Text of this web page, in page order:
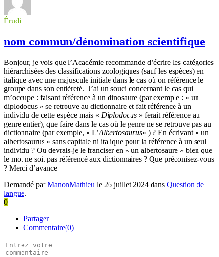
Érudit
nom commun/dénomination scientifique
Bonjour, je vois que l’Académie recommande d’écrire les catégories
hiérarchisées des classifications zoologiques (sauf les espèces) en
italique avec une majuscule initiale dans le cas où on référence le
groupe dans son entièreté. J’ai un souci concernant le cas qui
m’occupe : faisant référence à un dinosaure (par exemple : « un
diplodocus » se retrouve au dictionnaire et fait référence à un
individu de cette espèce mais « Diplodocus » ferait référence au
genre entier), que faire dans le cas où le genre ne se retrouve pas au
dictionnaire (par exemple, « L’Albertosaurus« ) ? En écrivant « un
albertosaurus » sans capitale ni italique pour la référence à un seul
individu ? Ou devrais-je le franciser en « un albertosaure » bien que
le mot ne soit pas référencé aux dictionnaires ? Que préconisez-vous
? Merci d’avance
Demandé parManonMathieu le 26 juillet 2024 dans Question de
langue.
0
Partager
Commentaire(0)